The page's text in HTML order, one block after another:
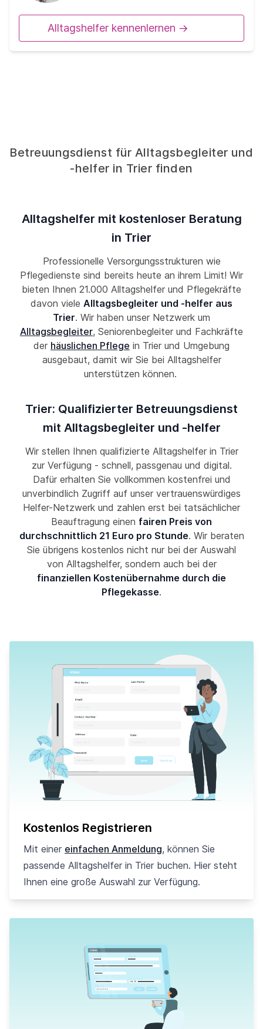
Alltagshelfer kennenlernen ->
Betreuungsdienst für Alltagsbegleiter und
-helfer in Trier finden
Alltagshelfer mit kostenloser Beratung
in Trier
Professionelle Versorgungsstrukturen wie
Pflegedienste sind bereits heute an ihrem Limit! Wir
bieten Ihnen 21.000 Alltagshelfer und Pflegekräfte
davon viele Alltagsbegleiter und -helfer aus
Trier. Wir haben unser Netzwerk um
Alltagsbegleiter, Seniorenbegleiter und Fachkräfte
der häuslichen Pflege in Trier und Umgebung
ausgebaut, damit wir Sie bei Alltagshelfer
unterstützen können.
Trier: Qualifizierter Betreuungsdienst
mit Alltagsbegleiter und -helfer
Wir stellen Ihnen qualifizierte Alltagshelfer in Trier
zur Verfügung - schnell, passgenau und digital.
Dafür erhalten Sie vollkommen kostenfrei und
unverbindlich Zugriff auf unser vertrauenswürdiges
Helfer-Netzwerk und zahlen erst bei tatsächlicher
Beauftragung einen fairen Preis von
durchschnittlich 21 Euro pro Stunde. Wir beraten
Sie übrigens kostenlos nicht nur bei der Auswahl
von Alltagshelfer, sondern auch bei der
finanziellen Kostenübernahme durch die
Pflegekasse.
Kostenlos Registrieren
Mit einer einfachen Anmeldung, können Sie
passende Alltagshelfer in Trier buchen. Hier steht
Ihnen eine große Auswahl zur Verfügung.